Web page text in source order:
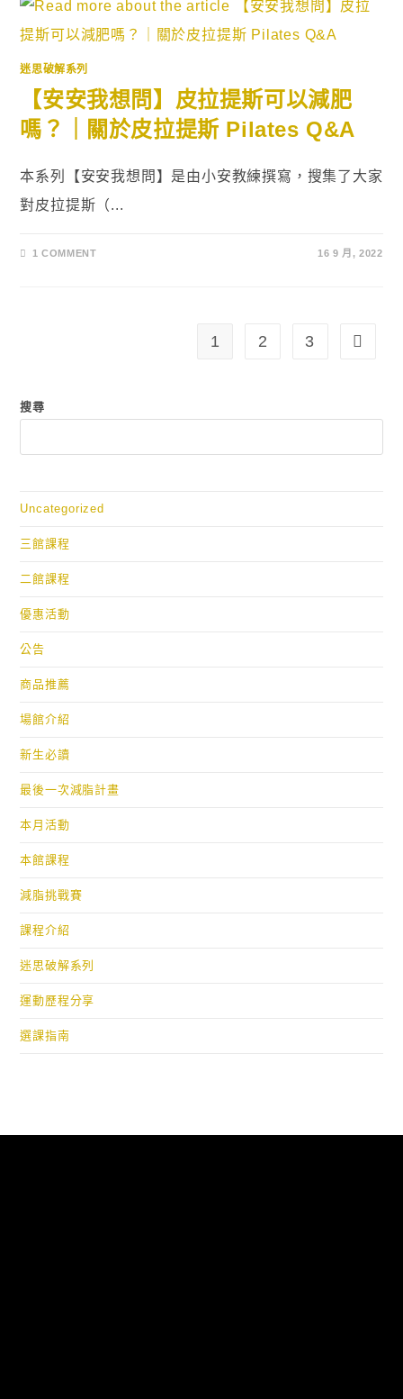
迷思破解系列
【安安我想問】皮拉提斯可以減肥
嗎？｜關於皮拉提斯 Pilates Q&A
本系列【安安我想問】是由小安教練撰寫，搜集了大家
對皮拉提斯（...
1 COMMENT 16 9 月, 2022
1 2 3
搜尋
Uncategorized
三館課程
二館課程
優惠活動
公告
商品推薦
場館介紹
新生必讀
最後一次減脂計畫
本月活動
本館課程
減脂挑戰賽
課程介紹
迷思破解系列
運動歷程分享
選課指南